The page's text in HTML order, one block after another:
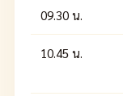
09.30 น.
10.45 น.